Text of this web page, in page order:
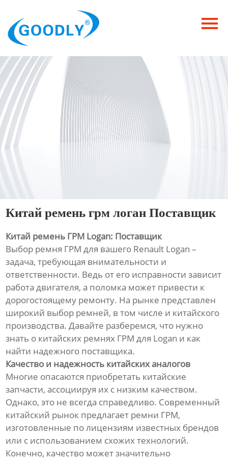
Продукция
ОТРАСЛИ
Категория
Новости
Контакты
Китай ремень грм логан Поставщик
Китай ремень ГРМ Logan: Поставщик
Выбор ремня ГРМ для вашего Renault Logan –
задача, требующая внимательности и
ответственности. Ведь от его исправности зависит
работа двигателя, а поломка может привести к
дорогостоящему ремонту. На рынке представлен
широкий выбор ремней, в том числе и китайского
производства. Давайте разберемся, что нужно
знать о китайских ремнях ГРМ для Logan и как
найти надежного поставщика.
Качество и надежность китайских аналогов
Многие опасаются приобретать китайские
запчасти, ассоциируя их с низким качеством.
Однако, это не всегда справедливо. Современный
китайский рынок предлагает ремни ГРМ,
изготовленные по лицензиям известных брендов
или с использованием схожих технологий.
Конечно, качество может значительно